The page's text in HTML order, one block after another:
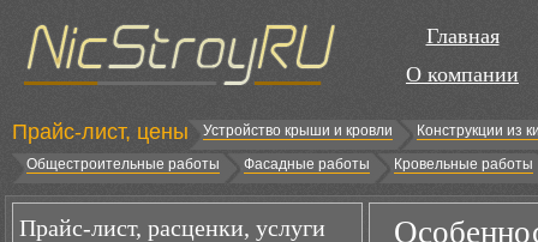
Главная
О компании
Прайс-лист, цены Устройство крыши и кровли
Конструкции из
Общестроительные работы
Фасадные работы Кровельные работы
Прайс-лист, расценки, услуги